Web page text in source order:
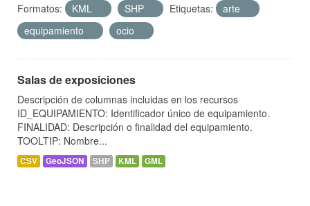
Formatos:
KML SHP Etiquetas:
arte
equipamiento
ocio
Salas de exposiciones
Descripción de columnas incluidas en los recursos
ID_EQUIPAMIENTO: Identificador único de equipamiento.
FINALIDAD: Descripción o finalidad del equipamiento.
TOOLTIP: Nombre...
CSV GeoJSON SHP KML GML